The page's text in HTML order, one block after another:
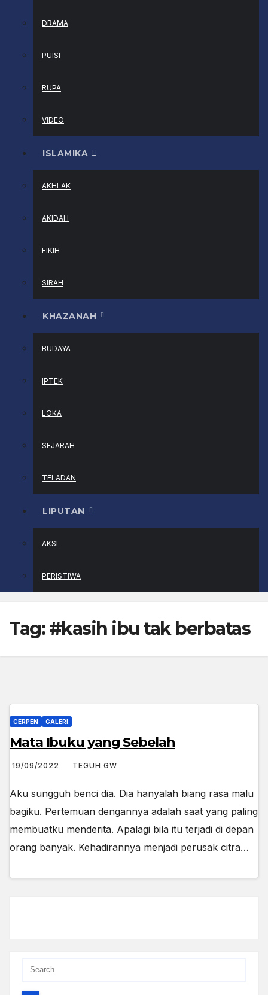
DRAMA
PUISI
RUPA
VIDEO
ISLAMIKA
AKHLAK
AKIDAH
FIKIH
SIRAH
KHAZANAH
BUDAYA
IPTEK
LOKA
SEJARAH
TELADAN
LIPUTAN
AKSI
PERISTIWA
Tag:#kasih ibu tak berbatas
CERPEN GALERI
Mata Ibuku yang Sebelah
19/09/2022 TEGUH GW
Aku sungguh benci dia. Dia hanyalah biang rasa malu
bagiku. Pertemuan dengannya adalah saat yang paling
membuatku menderita. Apalagi bila itu terjadi di depan
orang banyak. Kehadirannya menjadi perusak citra…